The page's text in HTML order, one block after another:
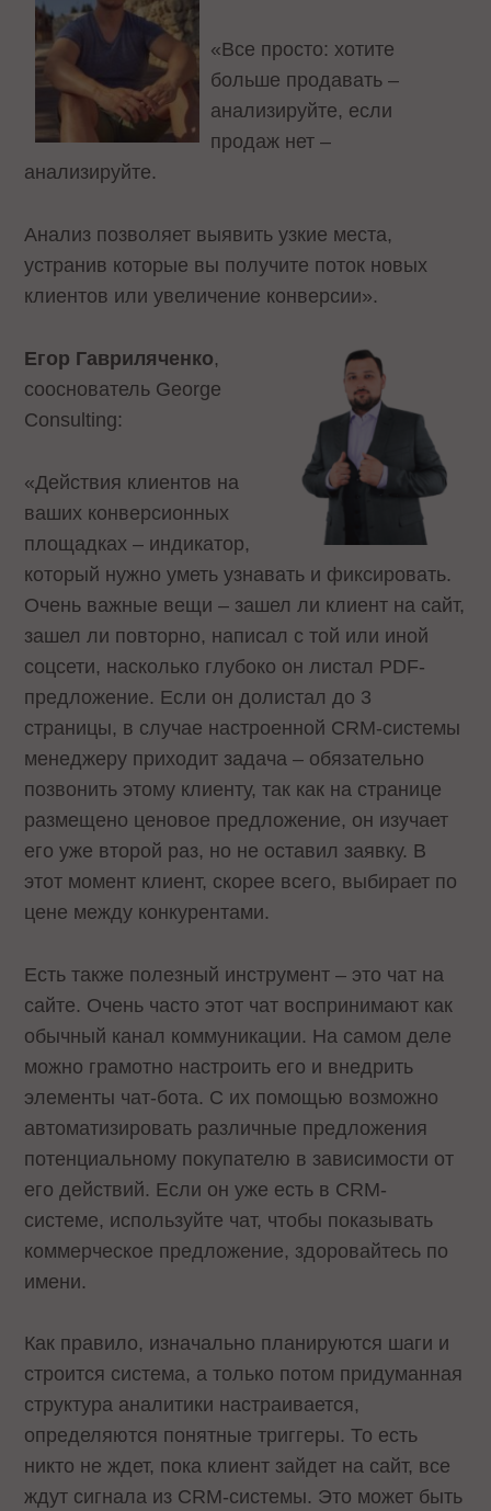
«Все просто: хотите
больше продавать –
анализируйте, если
продаж нет –
анализируйте.
Анализ позволяет выявить узкие места,
устранив которые вы получите поток новых
клиентов или увеличение конверсии».
Егор Гавриляченко,
сооснователь George
Consulting:
«Действия клиентов на
ваших конверсионных
площадках – индикатор,
который нужно уметь узнавать и фиксировать.
Очень важные вещи – зашел ли клиент на сайт,
зашел ли повторно, написал с той или иной
соцсети, насколько глубоко он листал PDF-
предложение. Если он долистал до 3
страницы, в случае настроенной CRM-системы
менеджеру приходит задача – обязательно
позвонить этому клиенту, так как на странице
размещено ценовое предложение, он изучает
его уже второй раз, но не оставил заявку. В
этот момент клиент, скорее всего, выбирает по
цене между конкурентами.
Есть также полезный инструмент – это чат на
сайте. Очень часто этот чат воспринимают как
обычный канал коммуникации. На самом деле
можно грамотно настроить его и внедрить
элементы чат-бота. С их помощью возможно
автоматизировать различные предложения
потенциальному покупателю в зависимости от
его действий. Если он уже есть в CRM-
системе, используйте чат, чтобы показывать
коммерческое предложение, здоровайтесь по
имени.
Как правило, изначально планируются шаги и
строится система, а только потом придуманная
структура аналитики настраивается,
определяются понятные триггеры. То есть
никто не ждет, пока клиент зайдет на сайт, все
ждут сигнала из CRM-системы. Это может быть